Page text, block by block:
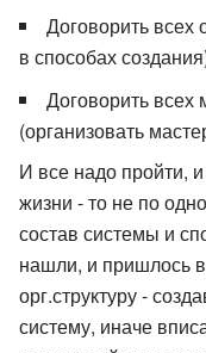
Договорить всех
в способах
Договорить всех
(организовать
И все надо пройти,
жизни - то не по
состав системы и
нашли, и пришлось
орг.структуру -
систему, иначе